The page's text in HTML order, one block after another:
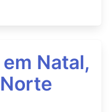
Natal,